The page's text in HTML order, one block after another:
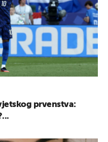
prvenstva: